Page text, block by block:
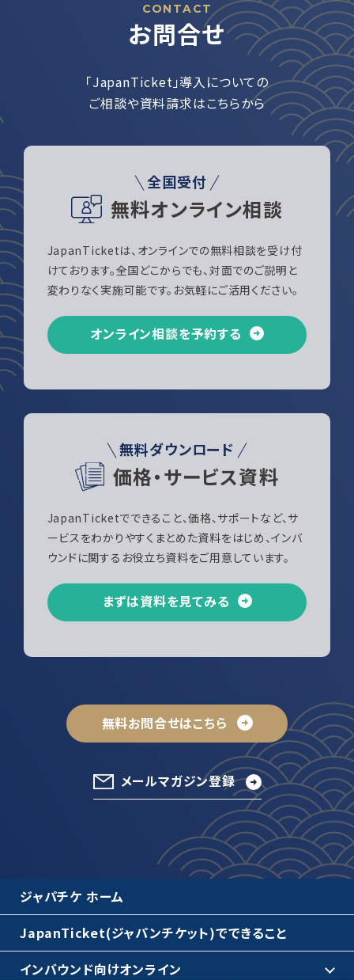
CONTACT
お問合せ
「JapanTicket」導入についての
ご相談や資料請求はこちらから
全国受付
無料オンライン相談
JapanTicketは、オンラインでの無料相談を受け付
けております。全国どこからでも、対面でのご説明と
変わりなく実施可能です。お気軽にご活用ください。
オンライン相談を予約する
無料ダウンロード
価格・サービス資料
JapanTicketでできること、価格、サポートなど、サ
ービスをわかりやすくまとめた資料をはじめ、インバ
ウンドに関するお役立ち資料をご用意しています。
まずは資料を見てみる
無料お問合せはこちら
メールマガジン登録
ジャパチケ ホーム
JapanTicket(ジャパンチケット)でできること
インバウンド向けオンライン